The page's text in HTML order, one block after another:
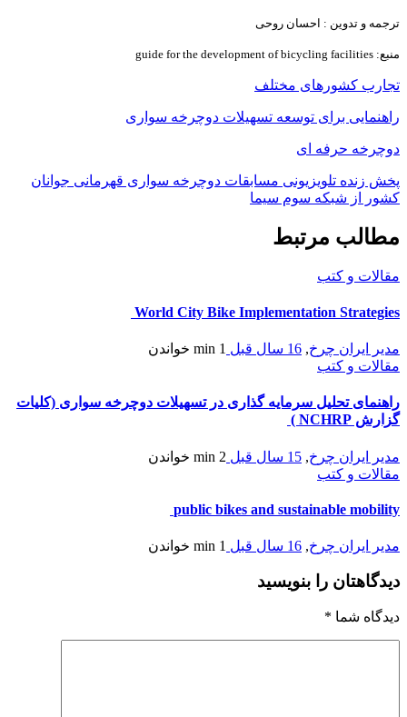
ترجمه و تدوین : احسان روحی
منبع: guide for the development of bicycling facilities
تجارب کشورهای مختلف
راهنمایی برای توسعه تسهیلات دوچرخه سواری
دوچرخه حرفه ای
پخش زنده تلویزیونی مسابقات دوچرخه سواری قهرمانی جوانان
کشور از شبکه سوم سیما
مطالب مرتبط
مقالات و کتب
World City Bike Implementation Strategies
مدیر ایران چرخ, 16 سال قبل 1 min
خواندن
مقالات و کتب
راهنمای تحلیل سرمایه گذاری در تسهیلات دوچرخه سواری (کلیات
گزارش NCHRP )
مدیر ایران چرخ, 15 سال قبل 2 min
خواندن
مقالات و کتب
public bikes and sustainable mobility
مدیر ایران چرخ, 16 سال قبل 1 min خواندن
دیدگاهتان را بنویسید
دیدگاه شما *